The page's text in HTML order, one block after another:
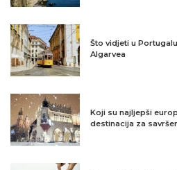
Što vidjeti u
Algarvea
Koji su najljepši
destinacija za